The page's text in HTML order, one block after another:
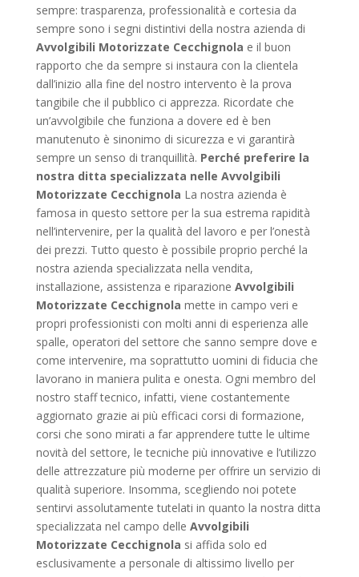
sempre: trasparenza, professionalità e cortesia da
sempre sono i segni distintivi della nostra azienda di
Avvolgibili Motorizzate Cecchignola e il buon
rapporto che da sempre si instaura con la clientela
dall’inizio alla fine del nostro intervento è la prova
tangibile che il pubblico ci apprezza. Ricordate che
un’avvolgibile che funziona a dovere ed è ben
manutenuto è sinonimo di sicurezza e vi garantirà
sempre un senso di tranquillità. Perché preferire la
nostra ditta specializzata nelle Avvolgibili
Motorizzate Cecchignola La nostra azienda è
famosa in questo settore per la sua estrema rapidità
nell’intervenire, per la qualità del lavoro e per l’onestà
dei prezzi. Tutto questo è possibile proprio perché la
nostra azienda specializzata nella vendita,
installazione, assistenza e riparazione Avvolgibili
Motorizzate Cecchignola mette in campo veri e
propri professionisti con molti anni di esperienza alle
spalle, operatori del settore che sanno sempre dove e
come intervenire, ma soprattutto uomini di fiducia che
lavorano in maniera pulita e onesta. Ogni membro del
nostro staff tecnico, infatti, viene costantemente
aggiornato grazie ai più efficaci corsi di formazione,
corsi che sono mirati a far apprendere tutte le ultime
novità del settore, le tecniche più innovative e l’utilizzo
delle attrezzature più moderne per offrire un servizio di
qualità superiore. Insomma, scegliendo noi potete
sentirvi assolutamente tutelati in quanto la nostra ditta
specializzata nel campo delle Avvolgibili
Motorizzate Cecchignola si affida solo ed
esclusivamente a personale di altissimo livello per